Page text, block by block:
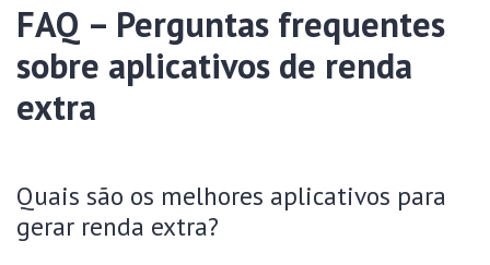
FAQ – Perguntas frequentes
sobre aplicativos de renda
extra
Quais são os melhores aplicativos para
gerar renda extra?